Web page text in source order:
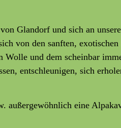
Glandorf und sich an
von den sanften,
Wolle und dem scheinbar
entschleunigen, sich
eine